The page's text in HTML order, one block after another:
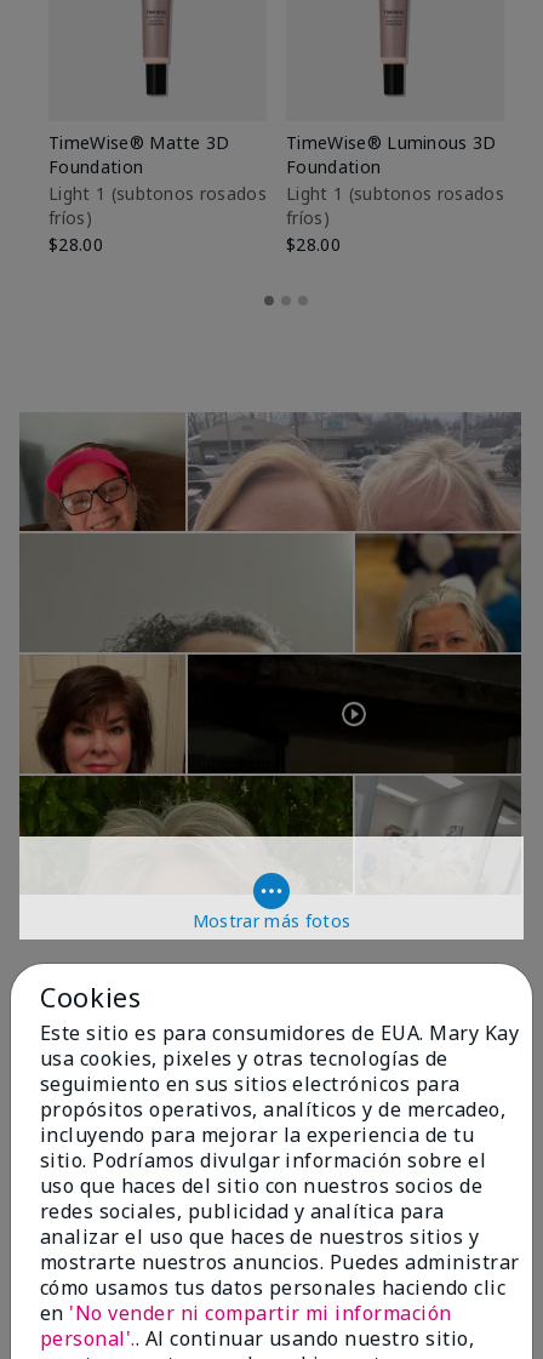
TimeWise® Matte 3D
Foundation
Light 1​ (subtonos rosados
fríos)
$28.00
TimeWise® Luminous 3D
Foundation
Light 1​ (subtonos rosados
fríos)
$28.00
Mostrar más fotos
OPINIONES
4.9
299 Reseñas
Escribir Una Opinión
99%
de los encuestados recomendaría a un amigo.
5 estrellas 287
Cookies
Este sitio es para consumidores de EUA. Mary Kay
usa cookies, pixeles y otras tecnologías de
seguimiento en sus sitios electrónicos para
propósitos operativos, analíticos y de mercadeo,
incluyendo para mejorar la experiencia de tu
sitio. Podríamos divulgar información sobre el
uso que haces del sitio con nuestros socios de
redes sociales, publicidad y analítica para
analizar el uso que haces de nuestros sitios y
mostrarte nuestros anuncios. Puedes administrar
cómo usamos tus datos personales haciendo clic
en 'No vender ni compartir mi información
personal'.. Al continuar usando nuestro sitio,